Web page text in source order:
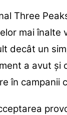
Three
mai înalte
decât un
a avut și
în